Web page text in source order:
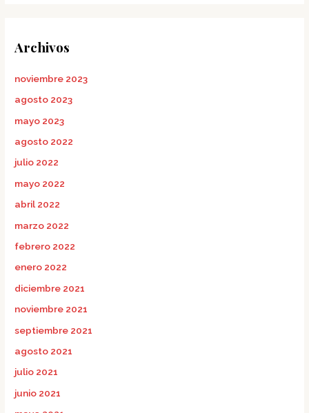
Archivos
noviembre 2023
agosto 2023
mayo 2023
agosto 2022
julio 2022
mayo 2022
abril 2022
marzo 2022
febrero 2022
enero 2022
diciembre 2021
noviembre 2021
septiembre 2021
agosto 2021
julio 2021
junio 2021